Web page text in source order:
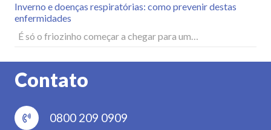
Inverno e doenças respiratórias: como prevenir destas
enfermidades
É só o friozinho começar a chegar para um…
Contato
0800 209 0909